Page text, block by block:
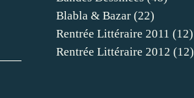
Blabla & Bazar (22)
Rentrée Littéraire 2011 (12)
Rentrée Littéraire 2012 (12)